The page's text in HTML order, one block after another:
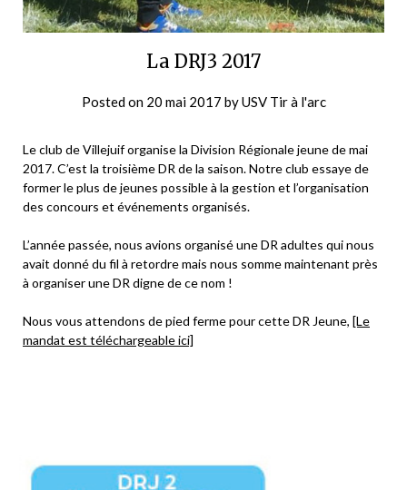
La DRJ3 2017
Posted on 20 mai 2017 byUSV Tir à l'arc
Le club de Villejuif organise la Division Régionale jeune de mai
2017. C’est la troisième DR de la saison. Notre club essaye de
former le plus de jeunes possible à la gestion et l’organisation
des concours et événements organisés.
L’année passée, nous avions organisé une DR adultes qui nous
avait donné du fil à retordre mais nous somme maintenant près
à organiser une DR digne de ce nom !
Nous vous attendons de pied ferme pour cette DR Jeune, [Le
mandat est téléchargeable ici]